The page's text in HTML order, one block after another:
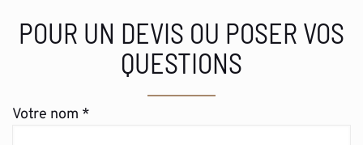
POUR UN DEVIS OU POSER VOS
QUESTIONS
Votre nom *